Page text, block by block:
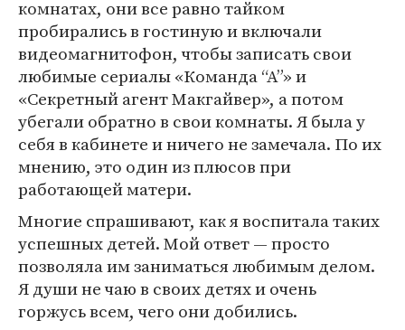
комнатах, они все равно тайком
пробирались в гостиную и включали
видеомагнитофон, чтобы записать свои
любимые сериалы «Команда “А”» и
«Секретный агент Макгайвер», а потом
убегали обратно в свои комнаты. Я была у
себя в кабинете и ничего не замечала. По их
мнению, это один из плюсов при
работающей матери.
Многие спрашивают, как я воспитала таких
успешных детей. Мой ответ — просто
позволяла им заниматься любимым делом.
Я души не чаю в своих детях и очень
горжусь всем, чего они добились.